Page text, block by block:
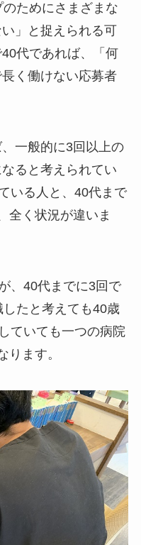
ためにさまざまな
」と捉えられる可
代であれば、「何
く働けない応募者
一般的に3回以上の
ると考えられてい
いる人と、40代まで
全く状況が違いま
、40代までに3回で
たと考えても40歳
ていても一つの病院
ります。